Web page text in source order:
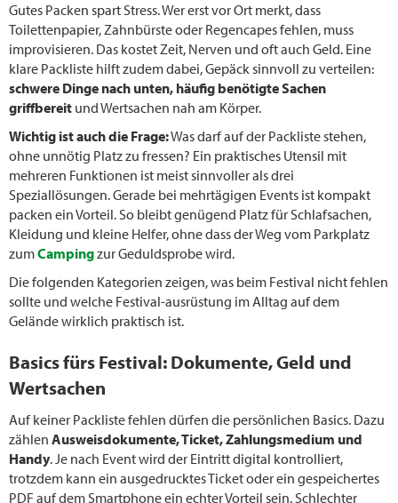
Gutes Packen spart Stress. Wer erst vor Ort merkt, dass
Toilettenpapier, Zahnbürste oder Regencapes fehlen, muss
improvisieren. Das kostet Zeit, Nerven und oft auch Geld. Eine
klare Packliste hilft zudem dabei, Gepäck sinnvoll zu verteilen:
schwere Dinge nach unten, häufig benötigte Sachen
griffbereit und Wertsachen nah am Körper.
Wichtig ist auch die Frage:Was darf auf der Packliste stehen,
ohne unnötig Platz zu fressen? Ein praktisches Utensil mit
mehreren Funktionen ist meist sinnvoller als drei
Speziallösungen. Gerade bei mehrtägigen Events ist kompakt
packen ein Vorteil. So bleibt genügend Platz für Schlafsachen,
Kleidung und kleine Helfer, ohne dass der Weg vom Parkplatz
zumCampingzur Geduldsprobe wird.
Die folgenden Kategorien zeigen, was beim Festival nicht fehlen
sollte und welche Festival-ausrüstung im Alltag auf dem
Gelände wirklich praktisch ist.
Basics fürs Festival: Dokumente, Geld und
Wertsachen
Auf keiner Packliste fehlen dürfen die persönlichen Basics. Dazu
zählen Ausweisdokumente, Ticket, Zahlungsmedium und
Handy. Je nach Event wird der Eintritt digital kontrolliert,
trotzdem kann ein ausgedrucktes Ticket oder ein gespeichertes
PDF auf dem Smartphone ein echter Vorteil sein. Schlechter